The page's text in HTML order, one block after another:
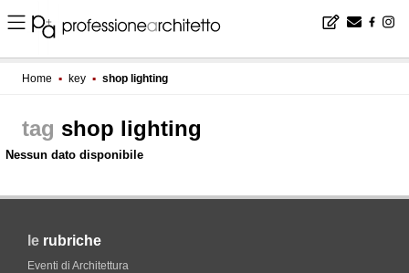
Home ▪ key ▪ shop lighting
shop lighting
Nessun dato disponibile
le rubriche
Eventi di Architettura